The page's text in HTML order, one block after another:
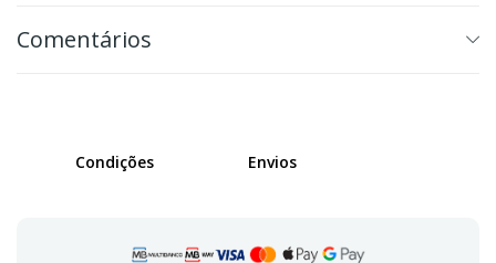
Comentários
Condições Envios